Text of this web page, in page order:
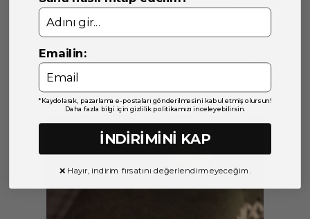
Ürün güzel ama tahmininden büyük geldi bir tık
küçük ölçekli daha iyi olabilirdi
Emailin:
*Kaydolarak, pazarlama e-postaları gönderilmesini kabul etmiş olursun!
Daha fazla bilgi için gizlilik politikamızı inceleyebilirsin.
İNDİRİMİNİ KAP
❌ Hayır, indirim fırsatını değerlendirmeyeceğim.